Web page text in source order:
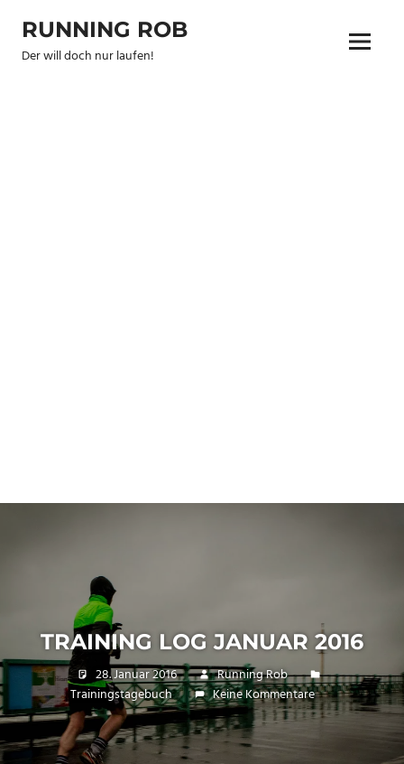
Inhalt
springen
RUNNING ROB
Der will doch nur laufen! Menu
TRAINING LOG JANUAR 2016
28. Januar 2016
Running Rob
Trainingstagebuch
Keine Kommentare